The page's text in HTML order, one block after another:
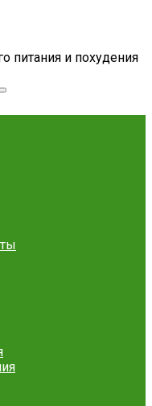
питания и похудения